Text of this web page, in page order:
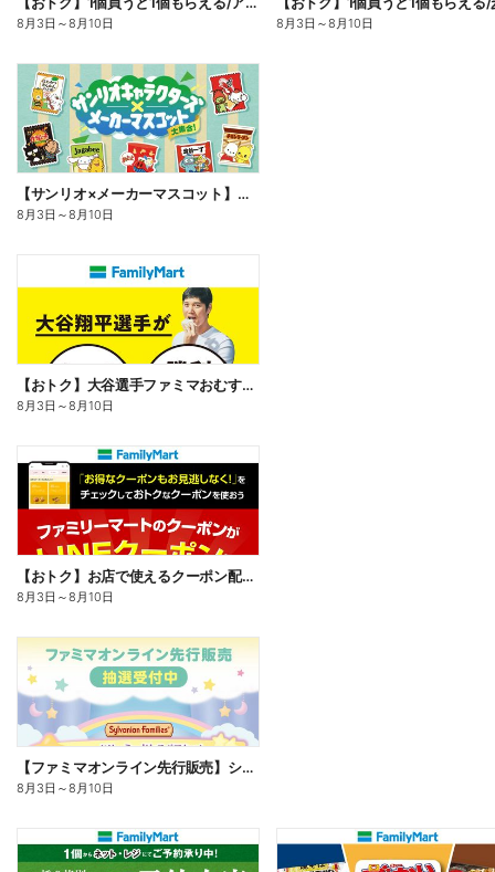
8月3日 ～8月10日 8月3日 ～8月10日
【サンリオ×メーカーマスコット】オリジナルグッズ貰える!
8月3日 ～8月10日
【おトク】大谷選手ファミマおむすび割
8月3日 ～8月10日
【おトク】お店で使えるクーポン配信中
8月3日 ～8月10日
【ファミマオンライン先行販売】シルバニアファミリー
8月3日 ～8月10日